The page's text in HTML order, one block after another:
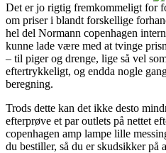
Det er jo rigtig fremkommeligt for
om priser i blandt forskellige
hel del Normann copenhagen
kunne lade være med at tvinge
– til piger og drenge, lige så vel
eftertrykkeligt, og endda nogle
beregning.
Trods dette kan det ikke desto
efterprøve et par outlets på nettet
copenhagen amp lampe lille
du bestiller, så du er skudsikker på